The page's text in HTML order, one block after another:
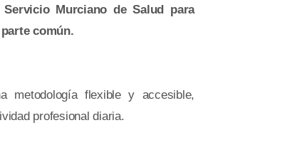
Murciano de Salud para
común.
metodología flexible y accesible,
profesional diaria.